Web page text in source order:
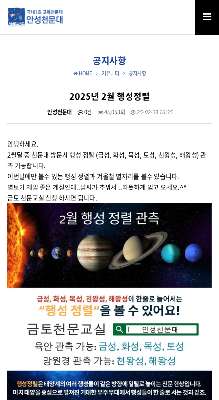
공지사항
HOME 커뮤니티 공지사항
2025년 2월 행성정렬
안성천문대 0건 48,053회 25-02-03 16:35
안녕하세요.
2월달 중 천문대 방문시 행성 정렬 (금성, 화성, 목성, 토성, 천왕성, 해왕성) 관
측 가능합니다.
이번달에만 볼수 있는 행성 정렬과 겨울철 별자리를 볼수 있습니다.
별보기 제일 좋은 계절인데..날씨가 추워서 ..따뜻하게 입고 오세요.^^
금토 천문교실 신청 하시면 됩니다.